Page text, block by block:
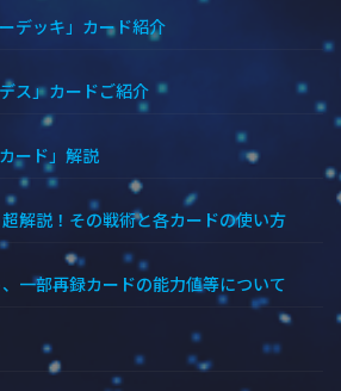
デッキ」カード紹介
ス」カードご紹介
ード」解説
解説！その戦術と各カードの使い方
一部再録カードの能力値等について